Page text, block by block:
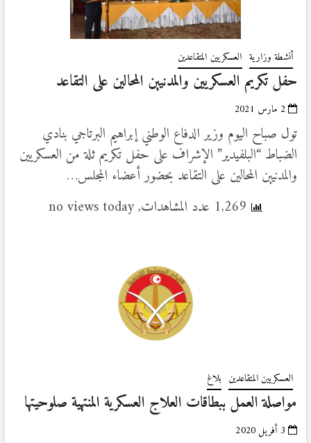
أنشطة وزارية العسكريين المتقاعدين
حفل تكريم العسكريين والمدنيين المحالين على التقاعد
2 مارس 2021
تول صباح اليوم وزير الدفاع الوطني إبراهيم البرتاجي بنادي
الضباط “البلفيدير” الإشراف على حفل تكريم ثلة من العسكريين
والمدنيين المحالين على التقاعد بحضور أعضاء المجلس…
1,269 عدد المشاهدات, no views today
العسكريين المتقاعدين بلاغ
مواصلة العمل ببطاقات العلاج العسكرية المنتهية صلوحيتها
3 أفريل 2020